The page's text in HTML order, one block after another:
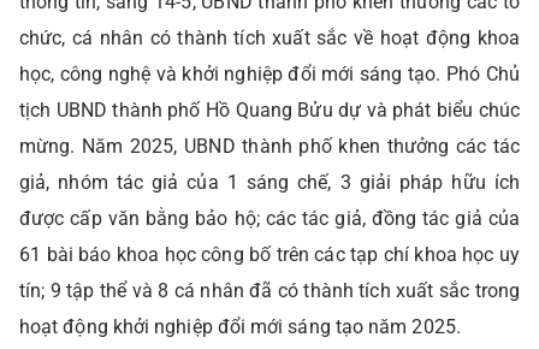
chức, cá nhân có thành tích xuất sắc về hoạt động khoa
học, công nghệ và khởi nghiệp đổi mới sáng tạo. Phó Chủ
tịch UBND thành phố Hồ Quang Bửu dự và phát biểu chúc
mừng. Năm 2025, UBND thành phố khen thưởng các tác
giả, nhóm tác giả của 1 sáng chế, 3 giải pháp hữu ích
được cấp văn bằng bảo hộ; các tác giả, đồng tác giả của
61 bài báo khoa học công bố trên các tạp chí khoa học uy
tín; 9 tập thể và 8 cá nhân đã có thành tích xuất sắc trong
hoạt động khởi nghiệp đổi mới sáng tạo năm 2025.